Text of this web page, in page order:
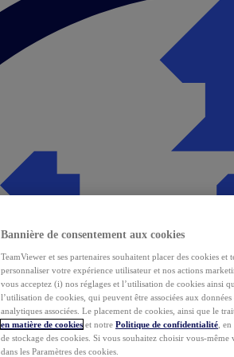
Bannière de consentement aux cookies
TeamViewer et ses partenaires souhaitent placer des cookies
personnaliser votre expérience utilisateur et nos actions
vous acceptez (i) nos réglages et l’utilisation de cookies ainsi
l’utilisation de cookies, qui peuvent être associées aux
analytiques associées. Le placement de cookies, ainsi que le
en matière de cookies et notre Politique de confidentialité ,
de stockage des cookies. Si vous souhaitez choisir vous-
dans les Paramètres des cookies.